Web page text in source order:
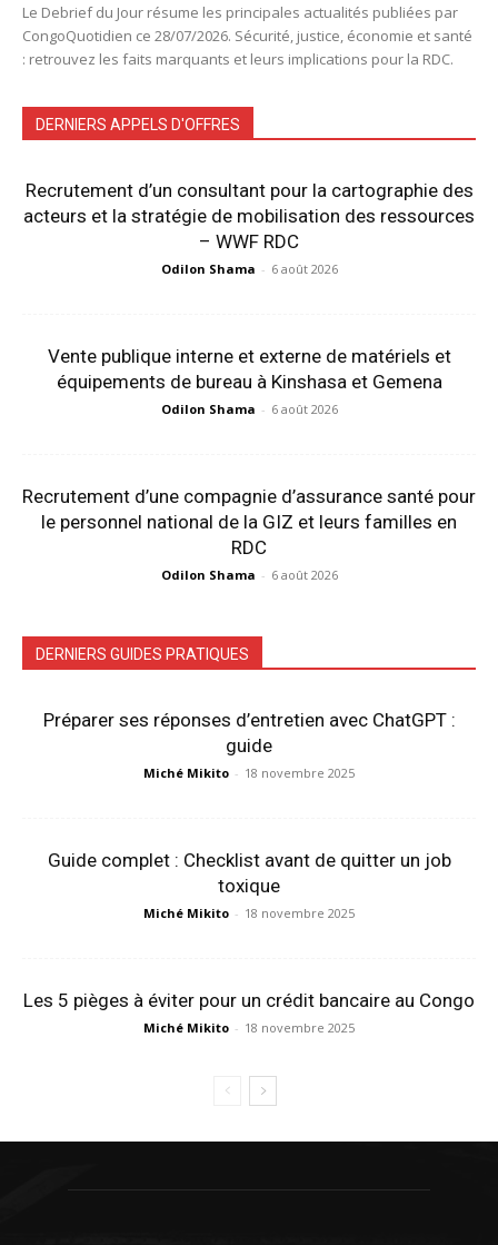
Le Debrief du Jour résume les principales actualités publiées par
CongoQuotidien ce 28/07/2026. Sécurité, justice, économie et santé
: retrouvez les faits marquants et leurs implications pour la RDC.
DERNIERS APPELS D'OFFRES
Recrutement d’un consultant pour la cartographie des
acteurs et la stratégie de mobilisation des ressources
– WWF RDC
Odilon Shama - 6 août 2026
Vente publique interne et externe de matériels et
équipements de bureau à Kinshasa et Gemena
Odilon Shama - 6 août 2026
Recrutement d’une compagnie d’assurance santé pour
le personnel national de la GIZ et leurs familles en
RDC
Odilon Shama - 6 août 2026
DERNIERS GUIDES PRATIQUES
Préparer ses réponses d’entretien avec ChatGPT :
guide
Miché Mikito - 18 novembre 2025
Guide complet : Checklist avant de quitter un job
toxique
Miché Mikito - 18 novembre 2025
Les 5 pièges à éviter pour un crédit bancaire au Congo
Miché Mikito - 18 novembre 2025